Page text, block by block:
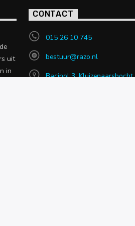
uit
in
CONTACT
015 26 10 745
bestuur@razo.nl
Bacinol 3, Kluizenaarsbocht